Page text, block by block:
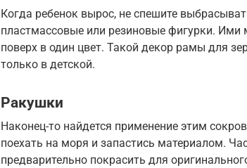
Когда ребенок вырос, не спешите
пластмассовые или резиновые фигурки. Ими
поверх в один цвет. Такой декор рамы для
только в детской.
Ракушки
Наконец-то найдется применение этим
поехать на моря и запастись материалом.
предварительно покрасить для